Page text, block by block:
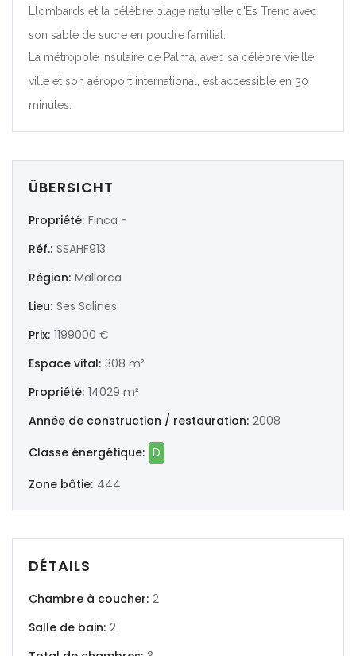
Deutschland
|-Badajoz
Frankreich
|-Formentera
|-Alaro
Llombards et la célèbre plage naturelle d'Es Trenc avec
son sable de sucre en poudre familial.
La métropole insulaire de Palma, avec sa célèbre vieille
ville et son aéroport international, est accessible en 30
minutes.
ÜBERSICHT
Propriété: Finca -
Réf.: SSAHF913
Région: Mallorca
Lieu: Ses Salines
Prix: 1199000 €
Espace vital: 308 m²
Propriété: 14029 m²
Année de construction / restauration: 2008
Classe énergétique: D
Zone bâtie: 444
DÉTAILS
Chambre à coucher: 2
Salle de bain: 2